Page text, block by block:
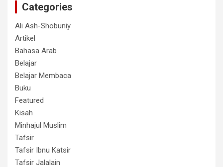
Categories
Ali Ash-Shobuniy
Artikel
Bahasa Arab
Belajar
Belajar Membaca
Buku
Featured
Kisah
Minhajul Muslim
Tafsir
Tafsir Ibnu Katsir
Tafsir Jalalain